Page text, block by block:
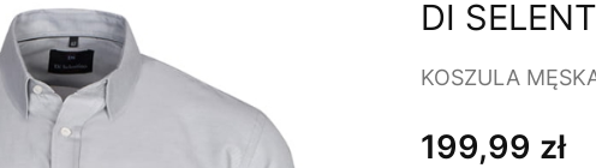
DI
KOSZULA
Cena
199,99 zł